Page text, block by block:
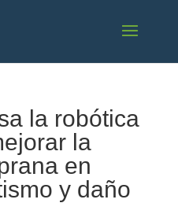
la robótica
la
en
y daño